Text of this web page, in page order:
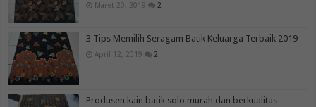
Maret 20, 2019 2
3 Tips Memilih Seragam Batik Keluarga Terbaik 2019
April 12, 2019 2
Produsen kain batik solo murah dan berkualitas